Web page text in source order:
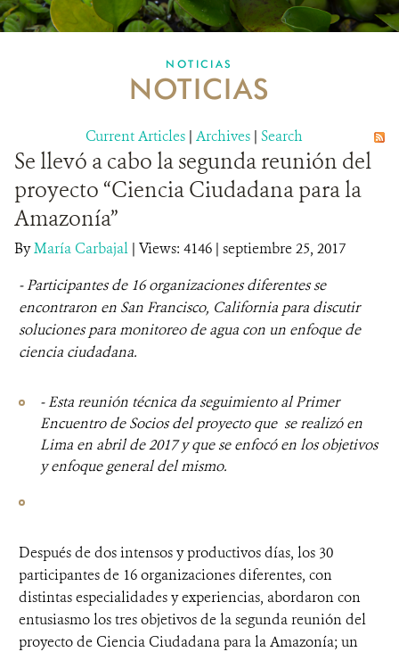
MECANISMO DE ATENCIÓN DE QUEJAS Y RECLAMOS
DONA
NOTICIAS
NOTICIAS
Current Articles | Archives | Search
Se llevó a cabo la segunda reunión del
proyecto “Ciencia Ciudadana para la
Amazonía”
ByMaría Carbajal | Views: 4146 | septiembre 25, 2017
- Participantes de 16 organizaciones diferentes se
encontraron en San Francisco, California para discutir
soluciones para monitoreo de agua con un enfoque de
ciencia ciudadana.
- Esta reunión técnica da seguimiento al Primer
Encuentro de Socios del proyecto que se realizó en
Lima en abril de 2017 y que se enfocó en los objetivos
y enfoque general del mismo.
Después de dos intensos y productivos días, los 30
participantes de 16 organizaciones diferentes, con
distintas especialidades y experiencias, abordaron con
entusiasmo los tres objetivos de la segunda reunión del
proyecto de Ciencia Ciudadana para la Amazonía; un